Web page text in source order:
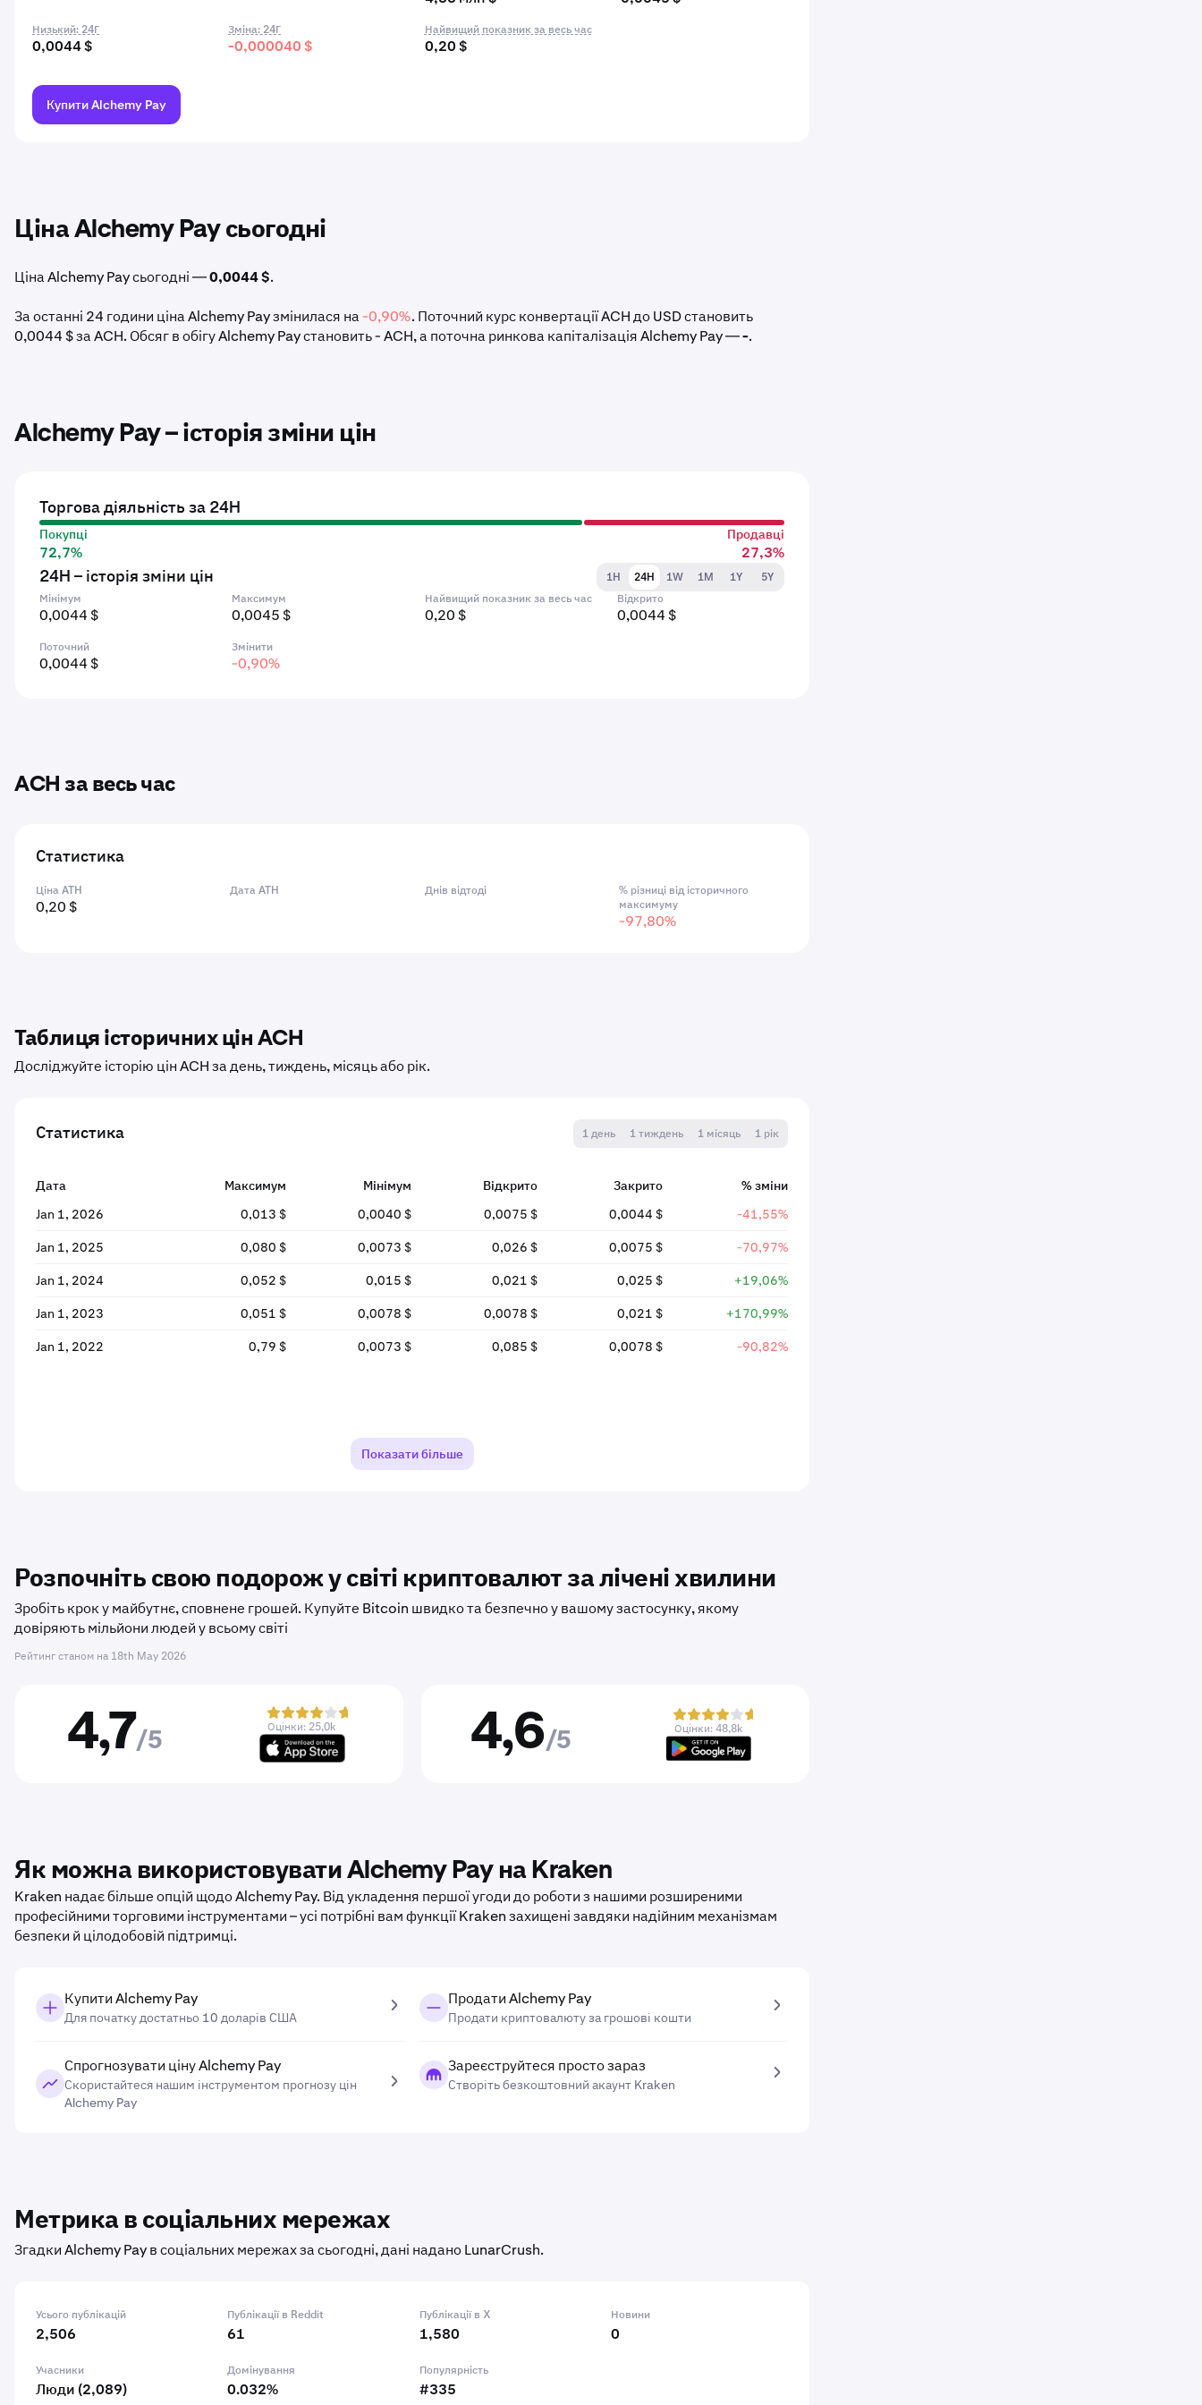
Низький: 24Г
0,0044 $
Зміна: 24Г
-0,000040 $
Найвищий показник за весь час
0,20 $
Купити Alchemy Pay
Ціна Alchemy Pay сьогодні
Ціна Alchemy Pay сьогодні —0,0044 $.
За останні 24 години ціна Alchemy Pay змінилася на-0,90%. Поточний курс конвертації ACH до USD становить
0,0044 $ за ACH. Обсяг в обігу Alchemy Pay становить - ACH, а поточна ринкова капіталізація Alchemy Pay —-.
Alchemy Pay – історія зміни цін
Торгова діяльність за 24H
Покупці
72,7%
Продавці
27,3%
24H – історія зміни цін 1H 24H 1W 1M 1Y
5Y
Мінімум
0,0044 $
Максимум
0,0045 $
Найвищий показник за весь час
0,20 $
Відкрито
0,0044 $
Поточний
0,0044 $
Змінити
-0,90%
ACH за весь час
Статистика
Ціна ATH
0,20 $
Дата ATH Днів відтоді
% різниці від історичного
максимуму
-97,80%
Таблиця історичних цін ACH
Досліджуйте історію цін ACH за день, тиждень, місяць або рік.
Статистика 1 день 1 тиждень 1 місяць 1 рік
Дата Максимум Мінімум Відкрито Закрито
% зміни
Jan 1, 2026
0,013 $ 0,0040 $ 0,0075 $ 0,0044 $ -41,55%
Jan 1, 2025 0,080 $ 0,0073 $ 0,026 $ 0,0075 $ -70,97%
Jan 1, 2024 0,052 $ 0,015 $ 0,021 $ 0,025 $ +19,06%
Jan 1, 2023 0,051 $ 0,0078 $ 0,0078 $ 0,021 $ +170,99%
Jan 1, 2022 0,79 $ 0,0073 $ 0,085 $ 0,0078 $ -90,82%
Показати більше
Розпочніть свою подорож у світі криптовалют за лічені хвилини
Зробіть крок у майбутнє, сповнене грошей. Купуйте Bitcoin швидко та безпечно у вашому застосунку, якому
довіряють мільйони людей у ​​всьому світі
Рейтинг станом на 18th May 2026
4,7/5
Оцінки: 25,0k 4,6/5
Оцінки: 48,8k
Як можна використовувати Alchemy Pay на Kraken
Kraken надає більше опцій щодо Alchemy Pay. Від укладення першої угоди до роботи з нашими розширеними
професійними торговими інструментами – усі потрібні вам функції Kraken захищені завдяки надійним механізмам
безпеки й цілодобовій підтримці.
Купити Alchemy Pay
Для початку достатньо 10 доларів США
Продати Alchemy Pay
Продати криптовалюту за грошові кошти
Спрогнозувати ціну Alchemy Pay
Скористайтеся нашим інструментом прогнозу цін
Alchemy Pay
Зареєструйтеся просто зараз
Створіть безкоштовний акаунт Kraken
Метрика в соціальних мережах
Згадки Alchemy Pay в соціальних мережах за сьогодні, дані надано LunarCrush.
Усього публікацій
2,506
Публікації в Reddit
61
Публікації в X
1,580
Новини
0
Учасники
Люди (2,089)
Домінування
0.032%
Популярність
#335